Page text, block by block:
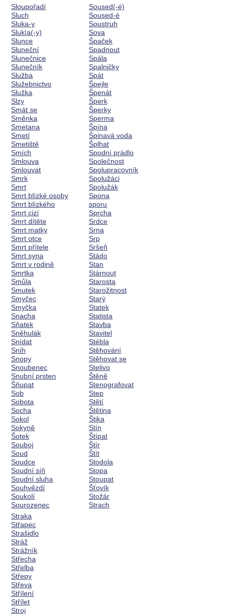
Sloupořadí
Sluch
Sluka-y
Sluk|a(-y)
Slunce
Sluneční
Slunečnice
Slunečník
Služba
Služebnictvo
Služka
Slzy
Smát se
Směnka
Smetana
Smetí
Smetiště
Smích
Smlouva
Smlouvat
Smrk
Smrt
Smrt blízké osoby
Smrt blízkého
Smrt cizí
Smrt dítěte
Smrt matky
Smrt otce
Smrt přítele
Smrt syna
Smrt v rodině
Smrtka
Smůla
Smutek
Smyčec
Smyčka
Snacha
Sňatek
Sněhulák
Snídat
Sníh
Snopy
Snoubenec
Snubní prsten
Šňupat
Sob
Sobota
Socha
Sokol
Sokyně
Šotek
Souboj
Soud
Soudce
Soudní síň
Soudní sluha
Souhvězdí
Soukolí
Sourozenec
Soused(-é)
Soused-é
Soustruh
Sova
Špaček
Spadnout
Spála
Spalničky
Spát
Špejle
Špenát
Šperk
Šperky
Sperma
Špína
Špinavá voda
Šplhat
Spodní prádlo
Společnost
Spolupracovník
Spolužáci
Spolužák
Spona
sporu
Sprcha
Srdce
Srna
Srp
Sršeň
Stádo
Stan
Stárnout
Starosta
Starožitnost
Starý
Statek
Statista
Stavba
Stavitel
Stébla
Stěhování
Stěhovat se
Stelivo
Štěně
Stenografovat
Step
Stětí
Štětina
Štika
Stín
Štípat
Štír
Štít
Stodola
Stopa
Stoupat
Šťovík
Stožár
Strach
Straka
Střapec
Strašidlo
Stráž
Strážník
Střecha
Střelba
Střepy
Střeva
Střílení
Střílet
Stroj